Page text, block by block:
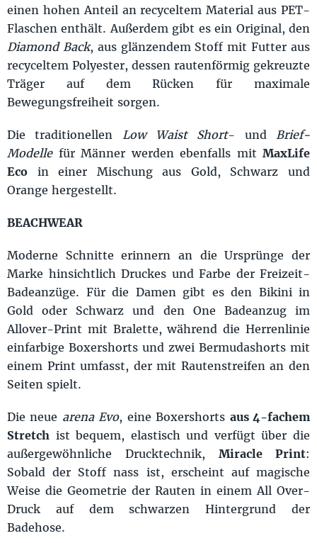
einen hohen Anteil an recyceltem Material aus PET-
Flaschen enthält. Außerdem gibt es ein Original, den
Diamond Back, aus glänzendem Stoff mit Futter aus
recyceltem Polyester, dessen rautenförmig gekreuzte
Träger auf dem Rücken für maximale
Bewegungsfreiheit sorgen.
Die traditionellen Low Waist Short- undBrief-
Modellefür Männer werden ebenfalls mit MaxLife
Eco in einer Mischung aus Gold, Schwarz und
Orange hergestellt.
BEACHWEAR
Moderne Schnitte erinnern an die Ursprünge der
Marke hinsichtlich Druckes und Farbe der Freizeit-
Badeanzüge. Für die Damen gibt es den Bikini in
Gold oder Schwarz und den One Badeanzug im
Allover-Print mit Bralette, während die Herrenlinie
einfarbige Boxershorts und zwei Bermudashorts mit
einem Print umfasst, der mit Rautenstreifen an den
Seiten spielt.
Die neue arena Evo, eine Boxershorts aus 4-fachem
Stretch ist bequem, elastisch und verfügt über die
außergewöhnliche Drucktechnik, Miracle Print:
Sobald der Stoff nass ist, erscheint auf magische
Weise die Geometrie der Rauten in einem All Over-
Druck auf dem schwarzen Hintergrund der
Badehose.